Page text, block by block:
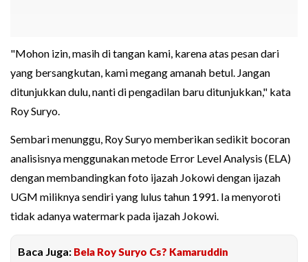
"Mohon izin, masih di tangan kami, karena atas pesan dari
yang bersangkutan, kami megang amanah betul. Jangan
ditunjukkan dulu, nanti di pengadilan baru ditunjukkan," kata
Roy Suryo.
Sembari menunggu, Roy Suryo memberikan sedikit bocoran
analisisnya menggunakan metode Error Level Analysis (ELA)
dengan membandingkan foto ijazah Jokowi dengan ijazah
UGM miliknya sendiri yang lulus tahun 1991. Ia menyoroti
tidak adanya watermark pada ijazah Jokowi.
Baca Juga: Bela Roy Suryo Cs? Kamaruddin